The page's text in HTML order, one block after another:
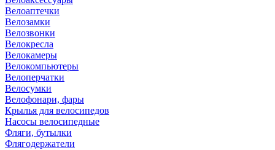
Велоаптечки
Велозамки
Велозвонки
Велокресла
Велокамеры
Велокомпьютеры
Велоперчатки
Велосумки
Велофонари, фары
Крылья для велосипедов
Насосы велосипедные
Фляги, бутылки
Флягодержатели